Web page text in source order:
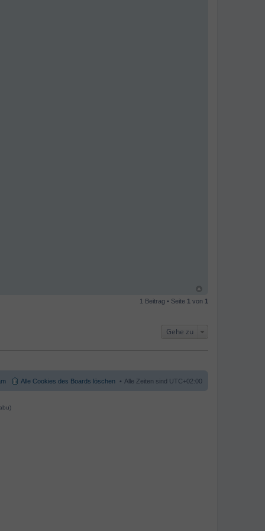
1 Beitrag • Seite 1 von 1
Gehe zu
Alle Zeiten sind UTC+02:00
Alle Cookies des Boards löschen